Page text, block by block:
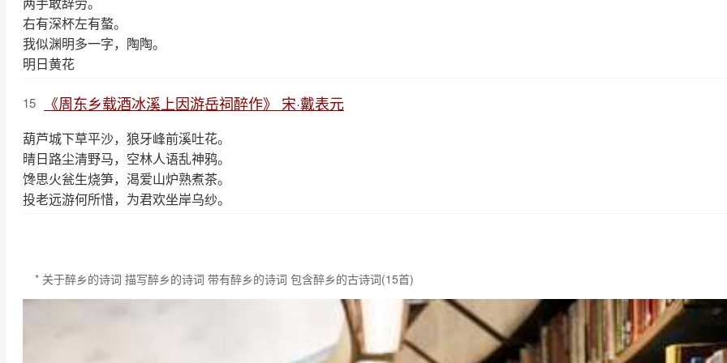
右有深杯左有螯。
我似渊明多一字，陶陶。
明日黄花
15 《周东乡载酒冰溪上因游岳祠醉作》 宋·戴表元
葫芦城下草平沙，狼牙峰前溪吐花。
晴日路尘清野马，空林人语乱神鸦。
馋思火瓮生烧笋，渴爱山炉熟煮茶。
投老远游何所惜，为君欢坐岸乌纱。
* 关于醉乡的诗词 描写醉乡的诗词 带有醉乡的诗词 包含醉乡的古诗词(15首)